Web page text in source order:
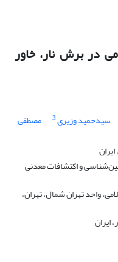
در برش نار، خاور
سیدحمید وزیری3 مصطفی
و اکتشافات معدنی
واحد تهران شمال، تهران،